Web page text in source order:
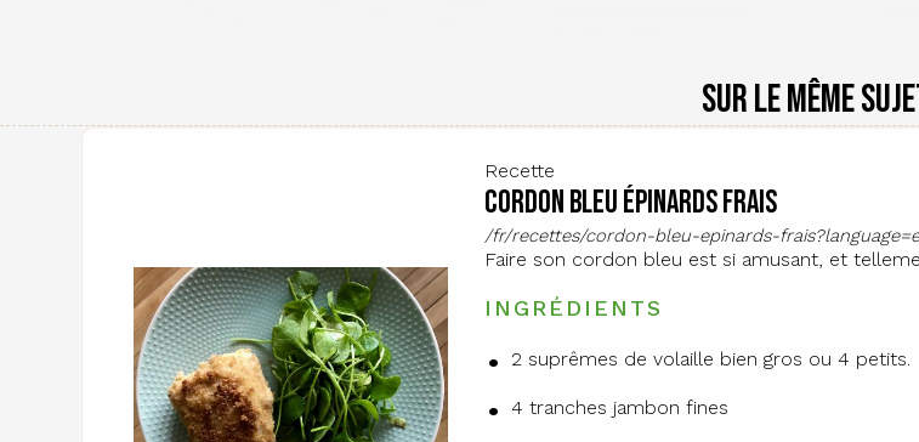
Sur le même
Recette
Cordon bleu épinards frais
/fr/recettes/cordon-bleu-epinards-
Faire son cordon bleu est si amusant, et
INGRÉDIENTS
2 suprêmes de volaille bien gros ou 4 petits.
4 tranches jambon fines